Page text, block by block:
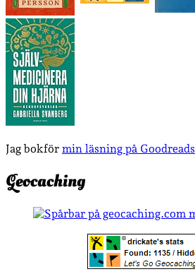
Jag bokför min läsning på Goodreads
Geocaching